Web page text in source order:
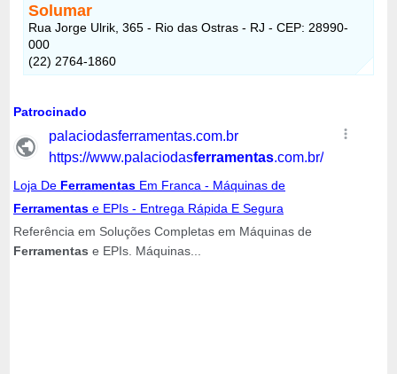
Solumar
Rua Jorge Ulrik, 365 - Rio das Ostras - RJ - CEP: 28990-
000
(22) 2764-1860